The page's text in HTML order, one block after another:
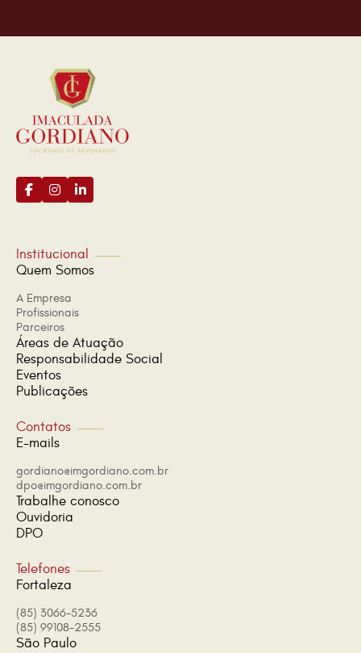
Institucional
Quem Somos
A Empresa
Profissionais
Parceiros
Áreas de Atuação
Responsabilidade Social
Eventos
Publicações
Contatos
E-mails
gordiano@imgordiano.com.br
dpo@imgordiano.com.br
Trabalhe conosco
Ouvidoria
DPO
Telefones
Fortaleza
(85) 3066-5236
(85) 99108-2555
São Paulo